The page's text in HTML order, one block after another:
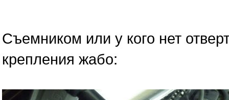
Съемником или у кого нет
крепления жабо: